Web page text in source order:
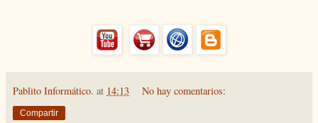
Pablito Informático. at 14:13 No hay comentarios:
Compartir